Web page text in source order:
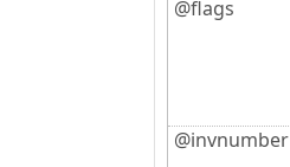
@flags
@invnumber